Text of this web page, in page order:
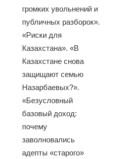
громких увольнений и
публичных разборок».
«Риски для
Казахстана». «В
Казахстане снова
защищают семью
Назарбаевых?».
«Безусловный
базовый доход:
почему
заволновались
адепты «старого»